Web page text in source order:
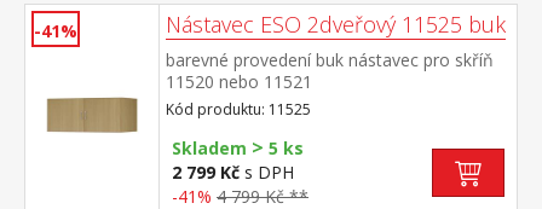
-41% Nástavec ESO 2dveřový 11525 buk
barevné provedení buk nástavec pro skříň
11520 nebo 11521
Kód produktu: 11525
Skladem > 5 ks
2 799 Kč s DPH
-41% 4 799 Kč **